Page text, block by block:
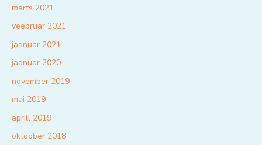
märts 2021
veebruar 2021
jaanuar 2021
jaanuar 2020
november 2019
mai 2019
aprill 2019
oktoober 2018